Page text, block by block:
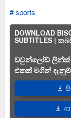
sports
DOWNLOAD
SUBTITLES |
ඩවුන්ලෝඩ් ලින්ක්
එකක් මගින්